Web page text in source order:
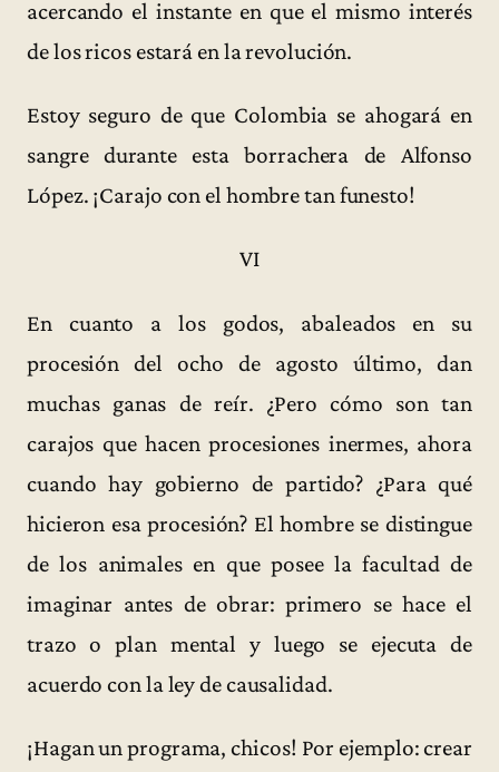
acercando el instante en que el mismo interés
de los ricos estará en la revolución.
Estoy seguro de que Colombia se ahogará en
sangre durante esta borrachera de Alfonso
López. ¡Carajo con el hombre tan funesto!
VI
En cuanto a los godos, abaleados en su
procesión del ocho de agosto último, dan
muchas ganas de reír. ¿Pero cómo son tan
carajos que hacen procesiones inermes, ahora
cuando hay gobierno de partido? ¿Para qué
hicieron esa procesión? El hombre se distingue
de los animales en que posee la facultad de
imaginar antes de obrar: primero se hace el
trazo o plan mental y luego se ejecuta de
acuerdo con la ley de causalidad.
¡Hagan un programa, chicos! Por ejemplo: crear